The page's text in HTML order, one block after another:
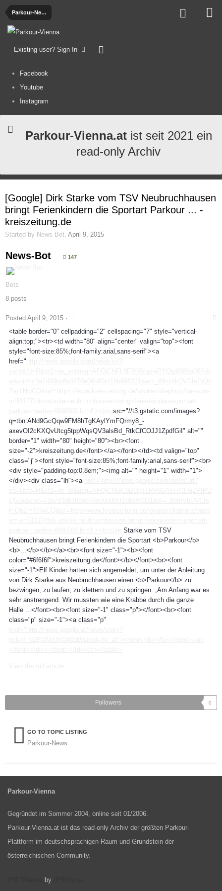
Parkour-News
Existing user? Sign In
Facebook
Youtube
Instagram
Parkour-Vienna.atist seit 2021 ein
read-only Archiv
[Google] Dirk Starke vom TSV Neubruchhausen
bringt Ferienkindern die Sportart Parkour ... -
kreiszeitung.de
Started by News-Bot April 9, 2015
News-Bot 147
Bots
8 posts
Posted April 9, 2015 ·
<table border="0" cellpadding="2" cellspacing="7" style="vertical-
align:top;"><tr><td width="80" align="center" valign="top"><font
style="font-size:85%;font-family:arial,sans-serif"><a
href="
src="//t3.gstatic.com/images?
q=tbn:ANd9GcQqw9FM8hTgKAylYmFQrmy8_-
axevOI2cKXQvUtcg5tppWqsQV3alsBd_RtkCfCOJJ1ZpdfGiI" alt=""
border="1" width="80" height="80"><br><font
size="-2">kreiszeitung.de</font></a></font></td><td valign="top"
class="j"><font style="font-size:85%;font-family:arial,sans-serif"><br>
<div style="padding-top:0.8em;"><img alt="" height="1" width="1">
</div><div class="lh"><a
Starke vom TSV
Neubruchhausen bringt Ferienkindern die Sportart <b>Parkour</b>
<b>...</b></b></a><br><font size="-1"><b><font
color="#6f6f6f">kreiszeitung.de</font></b></font><br><font
size="-1">Elf Kinder hatten sich angemeldet, um unter der Anleitung
von Dirk Starke aus Neubruchhausen einen <b>Parkour</b> zu
bezwingen, zu laufen, zu klettern und zu springen. „Am Anfang war es
sehr anstrengend. Wir mussten wie eine Krabbe durch die ganze
Halle ...</font><br><font size="-1" class="p"></font><br><font
class="p" size="-1"><a class="p"
Followers 0
GO TO TOPIC LISTING
Parkour-News
Parkour-Vienna
Gegründet im Sommer 2004, online seit 01/2006.
Parkour-Vienna.at ist das read-only Archiv der größten Parkour-
Plattform im deutschsprachigen Raum und Grundstein der
österreichischen Community.
by